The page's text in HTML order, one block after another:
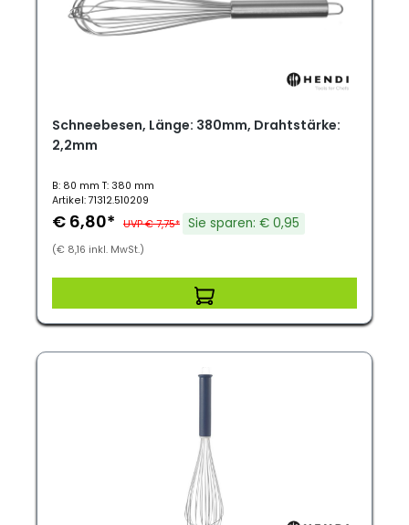
Schneebesen, Länge: 380mm, Drahtstärke:
2,2mm
B: 80 mm T: 380 mm
Artikel: 71312.510209
€ 6,80* UVP € 7,75* Sie sparen: € 0,95
(€ 8,16 inkl. MwSt.)